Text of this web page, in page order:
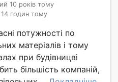
10 років тому
14 годин тому
потужності по
матеріалів і тому
при будівницві
більшість компаній,